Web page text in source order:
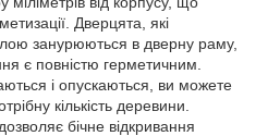
Дверцята, які
занурюються в дверну раму,
є повністю герметичним.
і опускаються, ви можете
кількість деревини.
бічне відкривання